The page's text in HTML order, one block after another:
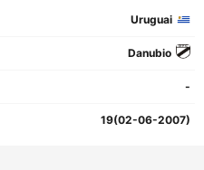
Uruguai
Danubio
-
19(02-06-2007)